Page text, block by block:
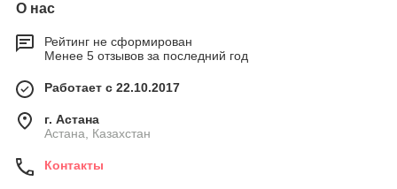
О нас
Рейтинг не сформирован
Менее 5 отзывов за последний год
Работает с 22.10.2017
г. Астана
Астана, Казахстан
Контакты